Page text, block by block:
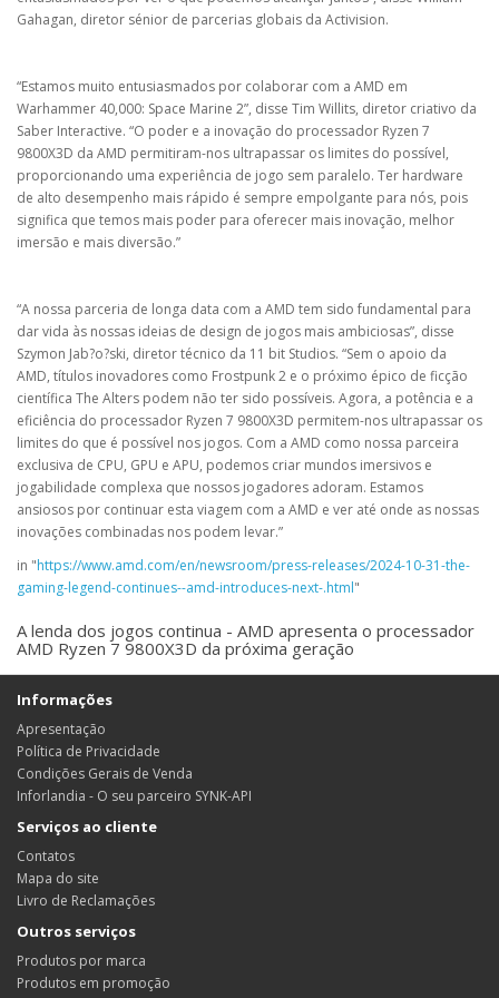
Gahagan, diretor sénior de parcerias globais da Activision.
“Estamos muito entusiasmados por colaborar com a AMD em
Warhammer 40,000: Space Marine 2”, disse Tim Willits, diretor criativo da
Saber Interactive. “O poder e a inovação do processador Ryzen 7
9800X3D da AMD permitiram-nos ultrapassar os limites do possível,
proporcionando uma experiência de jogo sem paralelo. Ter hardware
de alto desempenho mais rápido é sempre empolgante para nós, pois
significa que temos mais poder para oferecer mais inovação, melhor
imersão e mais diversão.”
“A nossa parceria de longa data com a AMD tem sido fundamental para
dar vida às nossas ideias de design de jogos mais ambiciosas”, disse
Szymon Jab?o?ski, diretor técnico da 11 bit Studios. “Sem o apoio da
AMD, títulos inovadores como Frostpunk 2 e o próximo épico de ficção
científica The Alters podem não ter sido possíveis. Agora, a potência e a
eficiência do processador Ryzen 7 9800X3D permitem-nos ultrapassar os
limites do que é possível nos jogos. Com a AMD como nossa parceira
exclusiva de CPU, GPU e APU, podemos criar mundos imersivos e
jogabilidade complexa que nossos jogadores adoram. Estamos
ansiosos por continuar esta viagem com a AMD e ver até onde as nossas
inovações combinadas nos podem levar.”
in "https://www.amd.com/en/newsroom/press-releases/2024-10-31-the-
gaming-legend-continues--amd-introduces-next-.html"
A lenda dos jogos continua - AMD apresenta o processador
AMD Ryzen 7 9800X3D da próxima geração
Informações
Apresentação
Política de Privacidade
Condições Gerais de Venda
Inforlandia - O seu parceiro SYNK-API
Serviços ao cliente
Contatos
Mapa do site
Livro de Reclamações
Outros serviços
Produtos por marca
Produtos em promoção